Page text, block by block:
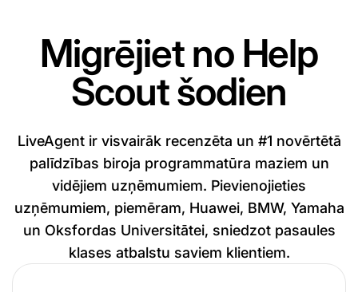
Migrējiet no Help
Scout šodien
LiveAgent ir visvairāk recenzēta un #1 novērtētā
palīdzības biroja programmatūra maziem un
vidējiem uzņēmumiem. Pievienojieties
uzņēmumiem, piemēram, Huawei, BMW, Yamaha
un Oksfordas Universitātei, sniedzot pasaules
klases atbalstu saviem klientiem.